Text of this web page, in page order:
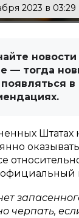
2023 в 03:29
— тогда
в
Штатах
черпать,